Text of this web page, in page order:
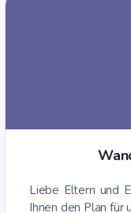
Lie­be Eltern und
Ihnen den Plan für